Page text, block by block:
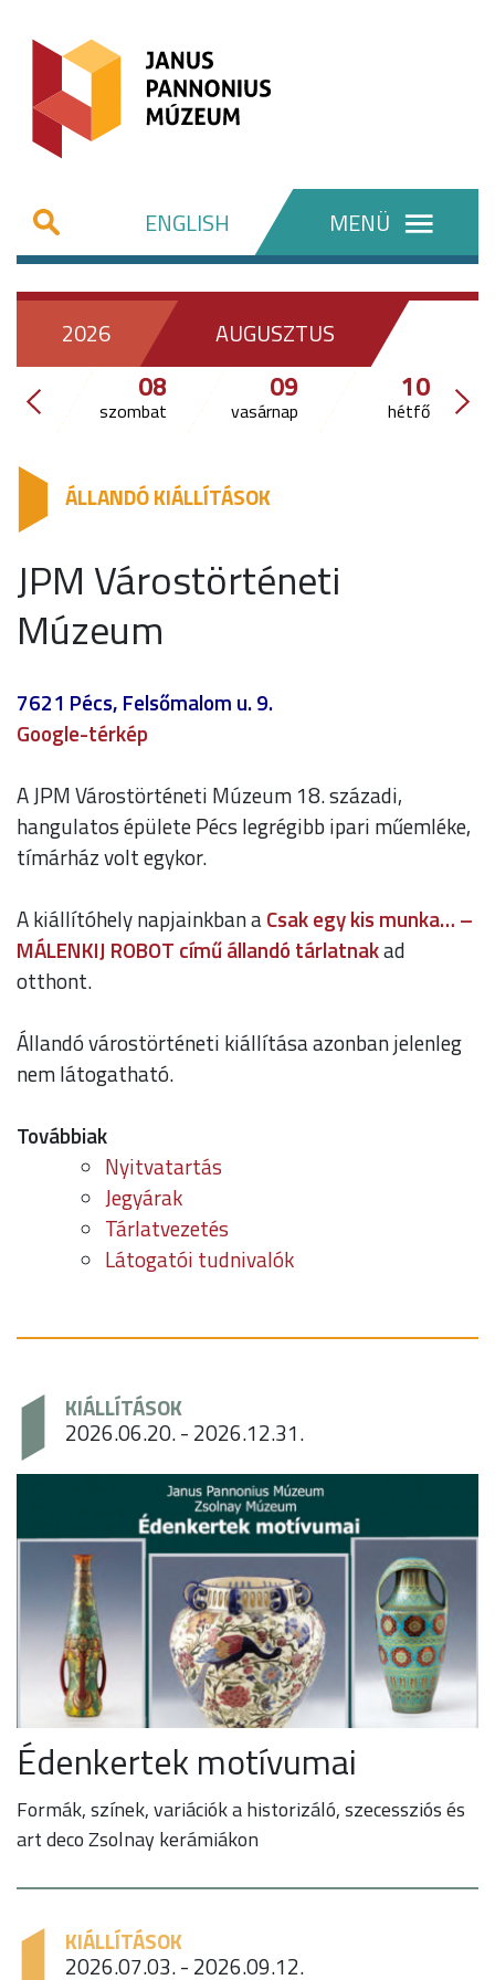
ENGLISH MENÜ
2026 AUGUSZTUS
08
szombat
09
vasárnap
10
hétfő
ÁLLANDÓ KIÁLLÍTÁSOK
JPM Várostörténeti
Múzeum
7621 Pécs, Felsőmalom u. 9.
Google-térkép
A JPM Várostörténeti Múzeum 18. századi,
hangulatos épülete Pécs legrégibb ipari műemléke,
tímárház volt egykor.
A kiállítóhely napjainkban aCsak egy kis munka… –
MÁLENKIJ ROBOT című állandó tárlatnakad
otthont.
Állandó várostörténeti kiállítása azonban jelenleg
nem látogatható.
Továbbiak
Nyitvatartás
Jegyárak
Tárlatvezetés
Látogatói tudnivalók
KIÁLLÍTÁSOK
2026.06.20. - 2026.12.31.
Édenkertek motívumai
Formák, színek, variációk a historizáló, szecessziós és
art deco Zsolnay kerámiákon
KIÁLLÍTÁSOK
2026.07.03. - 2026.09.12.